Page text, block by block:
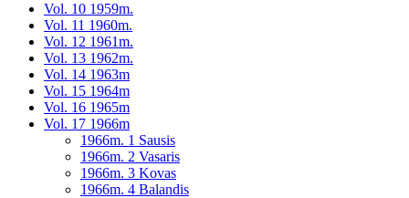
Vol. 10 1959m.
Vol. 11 1960m.
Vol. 12 1961m.
Vol. 13 1962m.
Vol. 14 1963m
Vol. 15 1964m
Vol. 16 1965m
Vol. 17 1966m
1966m. 1 Sausis
1966m. 2 Vasaris
1966m. 3 Kovas
1966m. 4 Balandis